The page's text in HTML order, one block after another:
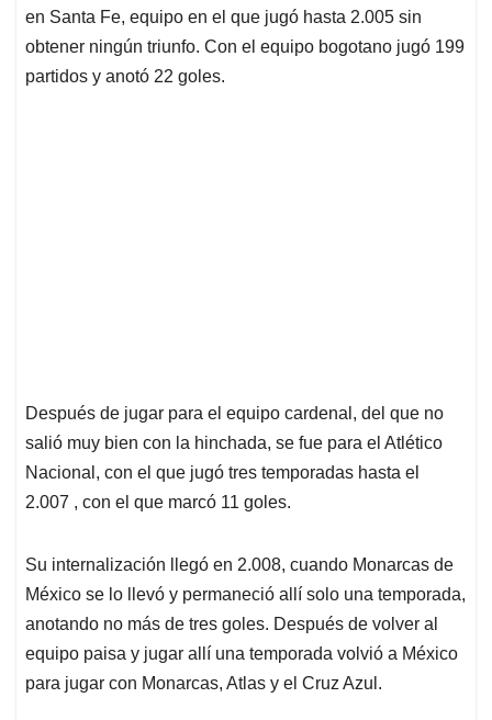
p
k
n
en Santa Fe, equipo en el que jugó hasta 2.005 sin
obtener ningún triunfo. Con el equipo bogotano jugó 199
partidos y anotó 22 goles.
Después de jugar para el equipo cardenal, del que no
salió muy bien con la hinchada, se fue para el Atlético
Nacional, con el que jugó tres temporadas hasta el
2.007 , con el que marcó 11 goles.
Su internalización llegó en 2.008, cuando Monarcas de
México se lo llevó y permaneció allí solo una temporada,
anotando no más de tres goles. Después de volver al
equipo paisa y jugar allí una temporada volvió a México
para jugar con Monarcas, Atlas y el Cruz Azul.